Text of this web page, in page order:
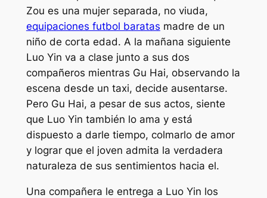
Zou es una mujer separada, no viuda,
equipaciones futbol baratas madre de un
niño de corta edad. A la mañana siguiente
Luo Yin va a clase junto a sus dos
compañeros mientras Gu Hai, observando la
escena desde un taxi, decide ausentarse.
Pero Gu Hai, a pesar de sus actos, siente
que Luo Yin también lo ama y está
dispuesto a darle tiempo, colmarlo de amor
y lograr que el joven admita la verdadera
naturaleza de sus sentimientos hacia el.
Una compañera le entrega a Luo Yin los